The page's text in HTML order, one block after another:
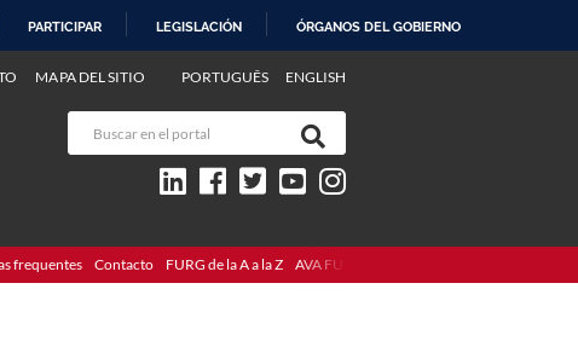
PARTICIPAR LEGISLACIÓN ÓRGANOS DEL GOBIERNO
PORTUGUÊS ENGLISH
MAPA DEL SITIO
frequentes Contacto FURG de la A a la Z AVA FURG